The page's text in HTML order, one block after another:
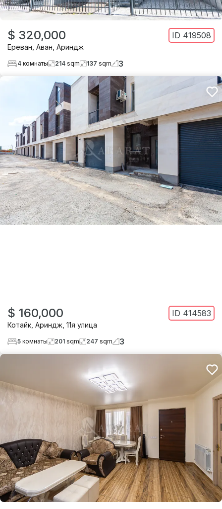
$ 320,000 ID 419508
Ереван Аван Ариндж
4 комнаты 214 sqm 137 sqm 3
$ 160,000 ID 414583
Котайк Ариндж 11я улица
5 комнаты 201 sqm 247 sqm 3